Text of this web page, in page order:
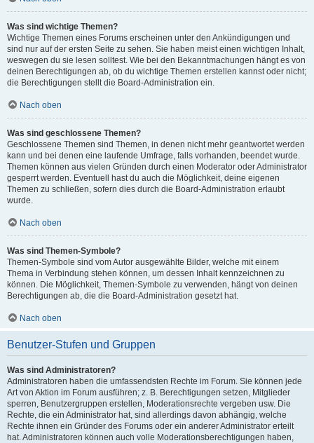
Was sind wichtige Themen?
Wichtige Themen eines Forums erscheinen unter den Ankündigungen und
sind nur auf der ersten Seite zu sehen. Sie haben meist einen wichtigen Inhalt,
weswegen du sie lesen solltest. Wie bei den Bekanntmachungen hängt es von
deinen Berechtigungen ab, ob du wichtige Themen erstellen kannst oder nicht;
die Berechtigungen stellt die Board-Administration ein.
Nach oben
Was sind geschlossene Themen?
Geschlossene Themen sind Themen, in denen nicht mehr geantwortet werden
kann und bei denen eine laufende Umfrage, falls vorhanden, beendet wurde.
Themen können aus vielen Gründen durch einen Moderator oder Administrator
gesperrt werden. Eventuell hast du auch die Möglichkeit, deine eigenen
Themen zu schließen, sofern dies durch die Board-Administration erlaubt
wurde.
Nach oben
Was sind Themen-Symbole?
Themen-Symbole sind vom Autor ausgewählte Bilder, welche mit einem
Thema in Verbindung stehen können, um dessen Inhalt kennzeichnen zu
können. Die Möglichkeit, Themen-Symbole zu verwenden, hängt von deinen
Berechtigungen ab, die die Board-Administration gesetzt hat.
Nach oben
Benutzer-Stufen und Gruppen
Was sind Administratoren?
Administratoren haben die umfassendsten Rechte im Forum. Sie können jede
Art von Aktion im Forum ausführen; z. B. Berechtigungen setzen, Mitglieder
sperren, Benutzergruppen erstellen, Moderationsrechte vergeben usw. Die
Rechte, die ein Administrator hat, sind allerdings davon abhängig, welche
Rechte ihnen ein Gründer des Forums oder ein anderer Administrator erteilt
hat. Administratoren können auch volle Moderationsberechtigungen haben,